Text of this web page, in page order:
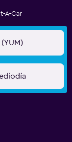
A-Car